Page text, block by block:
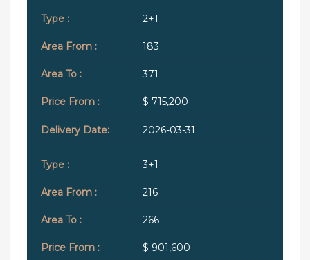
2+1
183
371
$ 715,200
2026-03-31
3+1
216
266
$ 901,600